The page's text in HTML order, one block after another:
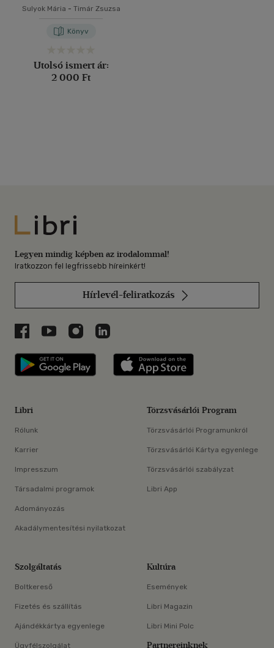
Sulyok Mária - Timár Zsuzsa
Könyv
Utolsó ismert ár:
2 000 Ft
Libri
Legyen mindig képben az irodalommal!
Iratkozzon fel legfrissebb híreinkért!
Hírlevél-feliratkozás
Libri a Facebookon
Libri a Youtube-on
Libri az Instagramon
Libri a LinkedInen
Libri applikáció Szerezd meg: Google
Libri
Rólunk
Karrier
Impresszum
Társadalmi programok
Adományozás
Akadálymentesítési nyilatkozat
Törzsvásárlói Program
Törzsvásárlói Programunkról
Törzsvásárlói Kártya egyenlege
Törzsvásárlói szabályzat
Libri App
Szolgáltatás
Boltkereső
Fizetés és szállítás
Ajándékkártya egyenlege
Ügyfélszolgálat
Kultúra
Események
Libri Magazin
Libri Mini Polc
Partnereinknek